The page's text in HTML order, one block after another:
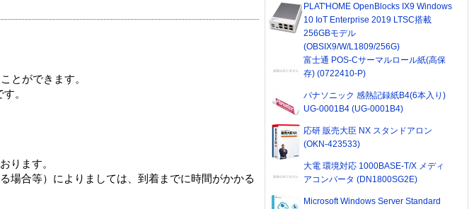
とができます。
。
ります。
場合等）によりましては、到着までに時間がかかる
PLAT'HOME OpenBlocks IX9 Windows
10 IoT Enterprise 2019 LTSC搭載
256GBモデル
(OBSIX9/W/L1809/256G)
富士通 POS-Cサーマルロール紙(高保
存) (0722410-P)
パナソニック 感熱記録紙B4(6本入り)
UG-0001B4 (UG-0001B4)
応研 販売大臣 NX スタンドアロン
(OKN-423533)
大電 環境対応 1000BASE-T/X メディ
アコンバータ (DN1800SG2E)
Microsoft Windows Server Standard